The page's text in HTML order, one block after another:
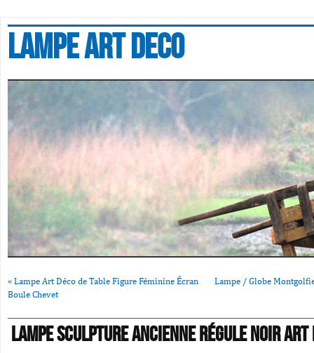
Lampe art deco
« Lampe Art Déco de Table Figure Féminine Écran
Boule Chevet
Lampe / Globe
Lampe Sculpture Ancienne Régule Noir Art